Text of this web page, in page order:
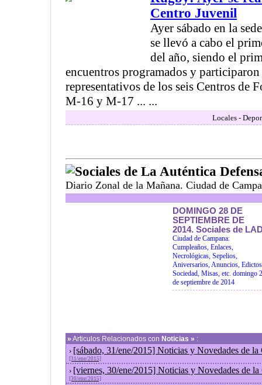
Centro Juvenil
Ayer sábado en la
se llevó a cabo el
del año, siendo el
encuentros programados y
representativos de los seis Centros de
M-16 y M-17 ... ...
Locales -
Sociales de La Auténtica
Diario Zonal de la Mañana. Ciudad de
DOMINGO 28 DE
SEPTIEMBRE DE
2014. Sociales de
Ciudad de Campana:
Cumpleaños, Enlaces,
Necrológicas, Sepelios,
Aniversarios, Anuncios,
Sociedad, Misas, etc. domingo
de septiembre de 2014
» Articulos Relacionados con Noticias » :
› [sábado, 31/ene/2015] Noticias y Novedades de la
[31/ene/2015]
› [viernes, 30/ene/2015] Noticias y Novedades de
[30/ene/2015]